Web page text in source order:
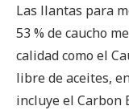
Las llantas para
53 % de caucho
calidad como el
libre de aceites,
incluye el Carbon